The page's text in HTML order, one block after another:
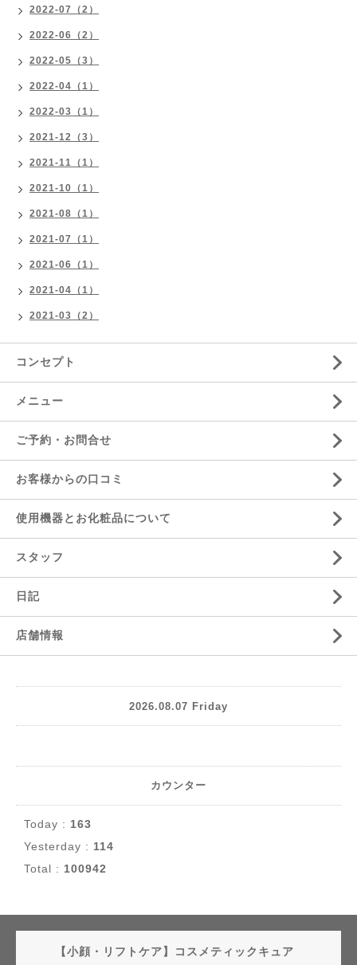
2022-07（2）
2022-06（2）
2022-05（3）
2022-04（1）
2022-03（1）
2021-12（3）
2021-11（1）
2021-10（1）
2021-08（1）
2021-07（1）
2021-06（1）
2021-04（1）
2021-03（2）
コンセプト
メニュー
ご予約・お問合せ
お客様からの口コミ
使用機器とお化粧品について
スタッフ
日記
店舗情報
2026.08.07 Friday
カウンター
Today : 163
Yesterday : 114
Total : 100942
【小顔・リフトケア】コスメティックキュア